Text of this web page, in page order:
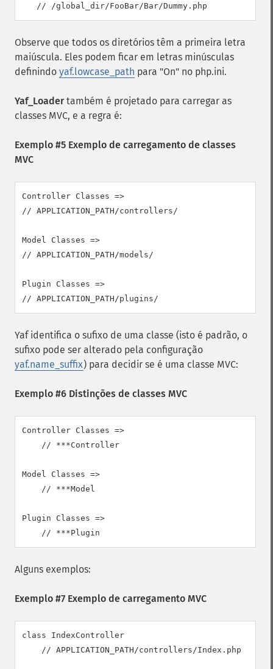
   // /global_dir/FooBar/Bar/Dummy.php
Observe que todos os diretórios têm a primeira letra
maiúscula. Eles podem ficar em letras minúsculas
definindo yaf.lowcase_path para "On" no php.ini.
Yaf_Loadertambém é projetado para carregar as
classes MVC, e a regra é:
Exemplo #5 Exemplo de carregamento de classes
MVC
Controller Classes =>
// APPLICATION_PATH/controllers/
Model Classes =>
// APPLICATION_PATH/models/
Plugin Classes =>
// APPLICATION_PATH/plugins/
Yaf identifica o sufixo de uma classe (isto é padrão, o
sufixo pode ser alterado pela configuração
yaf.name_suffix) para decidir se é uma classe MVC:
Exemplo #6 Distinções de classes MVC
Controller Classes =>
    // ***Controller
Model Classes =>
    // ***Model
Plugin Classes =>
    // ***Plugin
Alguns exemplos:
Exemplo #7 Exemplo de carregamento MVC
class IndexController
    // APPLICATION_PATH/controllers/Index.php